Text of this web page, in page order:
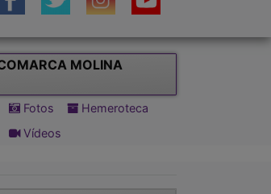
MOLINA
Fotos
Hemeroteca
Vídeos